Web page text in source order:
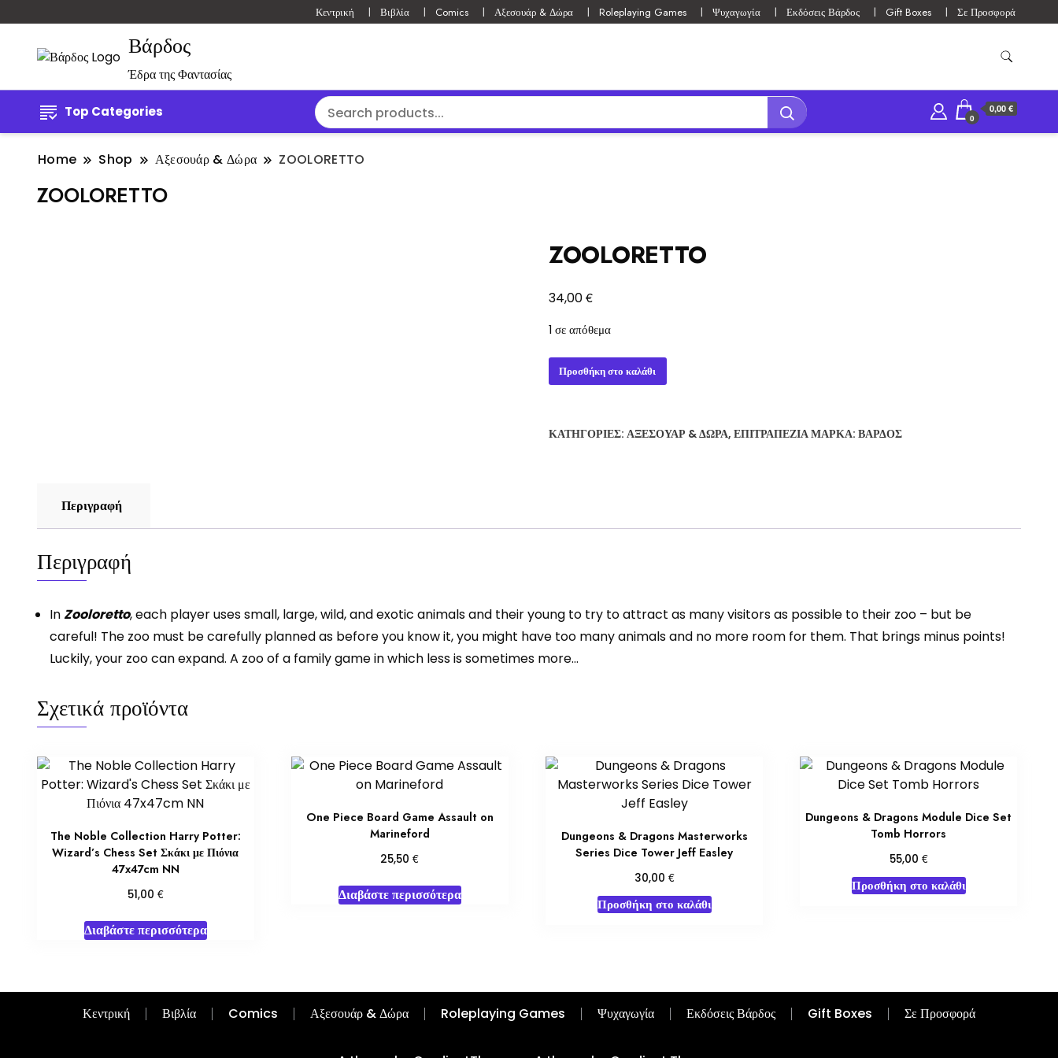
Κεντρική Βιβλία Comics Αξεσουάρ & Δώρα Roleplaying Games Ψυχαγωγία Εκδόσεις Βάρδος Gift Boxes Σε Προσφορά
Βάρδος
Έδρα της Φαντασίας
Top Categories 0
0,00 €
Home Shop Αξεσουάρ & Δώρα ZOOLORETTO
ZOOLORETTO
ZOOLORETTO
34,00€
1 σε απόθεμα
ZOOLORETTO
ποσότητα
Προσθήκη στο καλάθι
ΚΑΤΗΓΟΡΊΕΣ: ΑΞΕΣΟΥΆΡ & ΔΏΡΑ, ΕΠΙΤΡΑΠΈΖΙΑΜΆΡΚΑ: ΒΆΡΔΟΣ
Περιγραφή
Περιγραφή
In Zooloretto, each player uses small, large, wild, and exotic animals and their young to try to attract as many visitors as possible to their zoo – but be
careful! The zoo must be carefully planned as before you know it, you might have too many animals and no more room for them. That brings minus points!
Luckily, your zoo can expand. A zoo of a family game in which less is sometimes more…
Σχετικά προϊόντα
The Noble Collection Harry Potter:
Wizard’s Chess Set Σκάκι με Πιόνια
47x47cm NN
51,00 €
Διαβάστε περισσότερα
One Piece Board Game Assault on
Marineford
25,50€
Διαβάστε περισσότερα
Dungeons & Dragons Masterworks
Series Dice Tower Jeff Easley
30,00 €
Προσθήκη στο καλάθι
Dungeons & Dragons Module Dice Set
Tomb Horrors
55,00 €
Προσθήκη στο καλάθι
Κεντρική Βιβλία Comics Αξεσουάρ & Δώρα Roleplaying Games Ψυχαγωγία Εκδόσεις Βάρδος Gift Boxes Σε Προσφορά